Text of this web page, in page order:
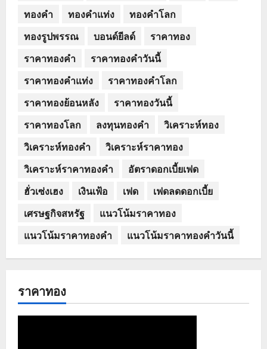
ทองคำ
ทองคำแท่ง
ทองคำโลก
ทองรูปพรรณ
บอนด์ยีลด์
ราคาทอง
ราคาทองคำ
ราคาทองคำวันนี้
ราคาทองคำแท่ง
ราคาทองคำโลก
ราคาทองย้อนหลัง
ราคาทองวันนี้
ราคาทองโลก
ลงทุนทองคำ
วิเคราะห์ทอง
วิเคราะห์ทองคำ
วิเคราะห์ราคาทอง
วิเคราะห์ราคาทองคำ
อัตราดอกเบี้ยเฟด
ฮั่วเซ่งเฮง
เงินเฟ้อ เฟด
เฟดลดดอกเบี้ย
เศรษฐกิจสหรัฐ
แนวโน้มราคาทอง
แนวโน้มราคาทองคำ
แนวโน้มราคาทองคำวันนี้
ราคาทอง